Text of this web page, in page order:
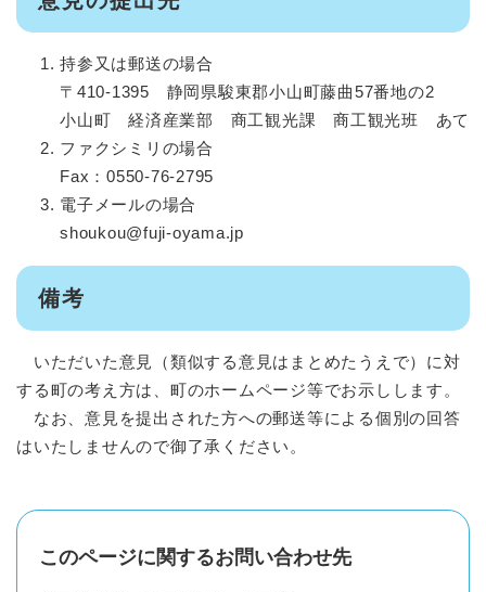
持参又は郵送の場合
〒410-1395 静岡県駿東郡小山町藤曲57番地の2
小山町 経済産業部 商工観光課 商工観光班 あて
ファクシミリの場合
Fax：0550-76-2795
電子メールの場合
shoukou@fuji-oyama.jp
備考
いただいた意見（類似する意見はまとめたうえで）に対
する町の考え方は、町のホームページ等でお示しします。
なお、意見を提出された方への郵送等による個別の回答
はいたしませんので御了承ください。
このページに関するお問い合わせ先